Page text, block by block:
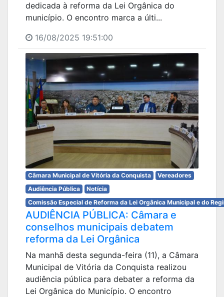
dedicada à reforma da Lei Orgânica do
município. O encontro marca a últi...
16/08/2025 19:51:00
Câmara Municipal de Vitória da Conquista
Vereadores
Audiência Pública
Notícia
Comissão Especial de Reforma da Lei Orgânica Municipal e do
AUDIÊNCIA PÚBLICA: Câmara e
conselhos municipais debatem
reforma da Lei Orgânica
Na manhã desta segunda-feira (11), a Câmara
Municipal de Vitória da Conquista realizou
audiência pública para debater a reforma da
Lei Orgânica do Município. O encontro